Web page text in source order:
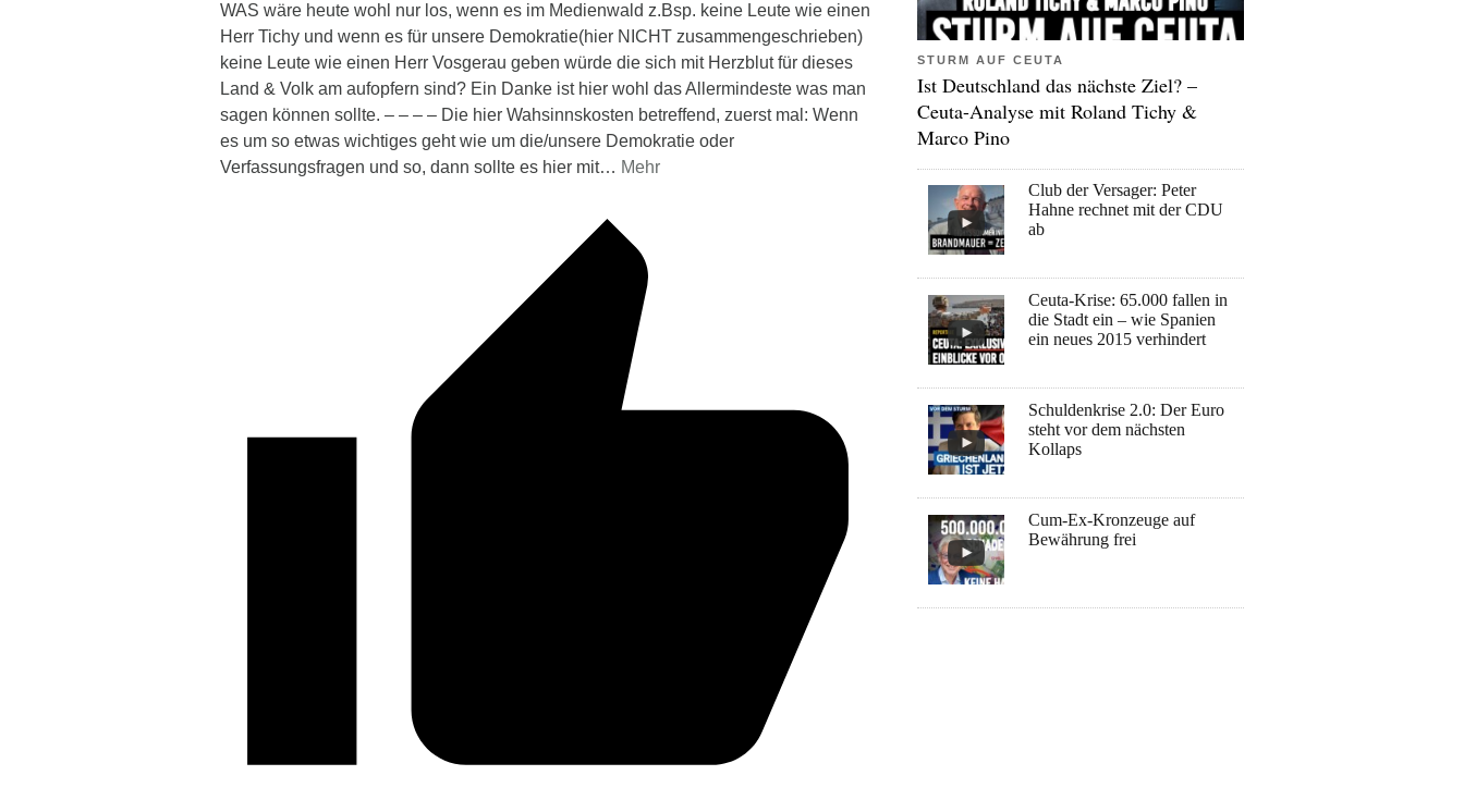
WAS wäre heute wohl nur los, wenn es im Medienwald z.Bsp. keine Leute wie einen
Herr Tichy und wenn es für unsere Demokratie(hier NICHT zusammengeschrieben)
keine Leute wie einen Herr Vosgerau geben würde die sich mit Herzblut für dieses
Land & Volk am aufopfern sind? Ein Danke ist hier wohl das Allermindeste was man
sagen können sollte. – – – – Die hier Wahsinnskosten betreffend, zuerst mal: Wenn
es um so etwas wichtiges geht wie um die/unsere Demokratie oder
Verfassungsfragen und so, dann sollte es hier mit… Mehr
STURM AUF CEUTA
Ist Deutschland das nächste Ziel? –
Ceuta-Analyse mit Roland Tichy &
Marco Pino
Club der Versager: Peter
Hahne rechnet mit der CDU
ab
Ceuta-Krise: 65.000 fallen in
die Stadt ein – wie Spanien
ein neues 2015 verhindert
Schuldenkrise 2.0: Der Euro
steht vor dem nächsten
Kollaps
Cum-Ex-Kronzeuge auf
Bewährung frei